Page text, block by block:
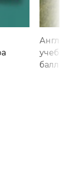
учебы
баллы